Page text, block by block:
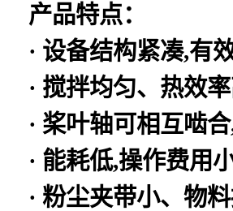
产品特点：
· 设备结构紧凑,有
· 搅拌均匀、热效
· 桨叶轴可相互啮
· 能耗低,操作费用
· 粉尘夹带小、物